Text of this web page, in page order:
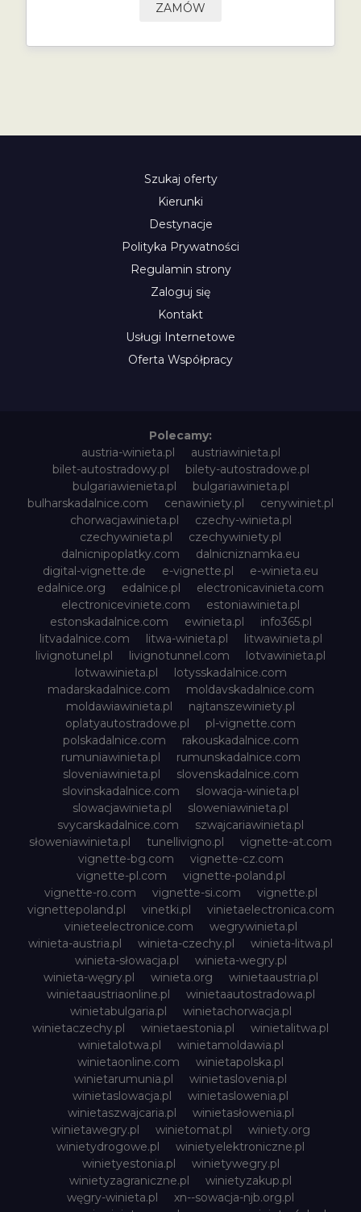
ZAMÓW
Szukaj oferty
Kierunki
Destynacje
Polityka Prywatności
Regulamin strony
Zaloguj się
Kontakt
Usługi Internetowe
Oferta Współpracy
Polecamy:
austria-winieta.pl
austriawinieta.pl
bilet-autostradowy.pl
bilety-autostradowe.pl
bulgariawienieta.pl
bulgariawinieta.pl
bulharskadalnice.com
cenawiniety.pl
cenywiniet.pl
chorwacjawinieta.pl
czechy-winieta.pl
czechywinieta.pl
czechywiniety.pl
dalnicnipoplatky.com
dalnicniznamka.eu
digital-vignette.de
e-vignette.pl
e-winieta.eu
edalnice.org
edalnice.pl
electronicavinieta.com
electroniceviniete.com
estoniawinieta.pl
estonskadalnice.com
ewinieta.pl
info365.pl
litvadalnice.com
litwa-winieta.pl
litwawinieta.pl
livignotunel.pl
livignotunnel.com
lotvawinieta.pl
lotwawinieta.pl
lotysskadalnice.com
madarskadalnice.com
moldavskadalnice.com
moldawiawinieta.pl
najtanszewiniety.pl
oplatyautostradowe.pl
pl-vignette.com
polskadalnice.com
rakouskadalnice.com
rumuniawinieta.pl
rumunskadalnice.com
sloveniawinieta.pl
slovenskadalnice.com
slovinskadalnice.com
slowacja-winieta.pl
slowacjawinieta.pl
sloweniawinieta.pl
svycarskadalnice.com
szwajcariawinieta.pl
słoweniawinieta.pl
tunellivigno.pl
vignette-at.com
vignette-bg.com
vignette-cz.com
vignette-pl.com
vignette-poland.pl
vignette-ro.com
vignette-si.com
vignette.pl
vignettepoland.pl
vinetki.pl
vinietaelectronica.com
vinieteelectronice.com
wegrywinieta.pl
winieta-austria.pl
winieta-czechy.pl
winieta-litwa.pl
winieta-słowacja.pl
winieta-wegry.pl
winieta-węgry.pl
winieta.org
winietaaustria.pl
winietaaustriaonline.pl
winietaautostradowa.pl
winietabulgaria.pl
winietachorwacja.pl
winietaczechy.pl
winietaestonia.pl
winietalitwa.pl
winietalotwa.pl
winietamoldawia.pl
winietaonline.com
winietapolska.pl
winietarumunia.pl
winietaslovenia.pl
winietaslowacja.pl
winietaslowenia.pl
winietaszwajcaria.pl
winietasłowenia.pl
winietawegry.pl
winietomat.pl
winiety.org
winietydrogowe.pl
winietyelektroniczne.pl
winietyestonia.pl
winietywegry.pl
winietyzagraniczne.pl
winietyzakup.pl
węgry-winieta.pl
xn--sowacja-njb.org.pl